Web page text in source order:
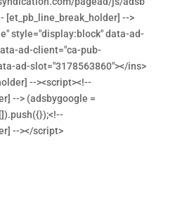
[et_pb_line_break_holder] -->
style="display:block" data-ad-
ad-client="ca-pub-
ad-slot="3178563860"></ins>
--><script><!--
--> (adsbygoogle =
--></script>